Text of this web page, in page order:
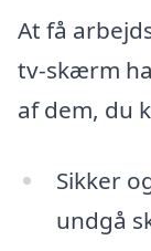
At få
tv-skærm
af dem, du
Sikker
undgå